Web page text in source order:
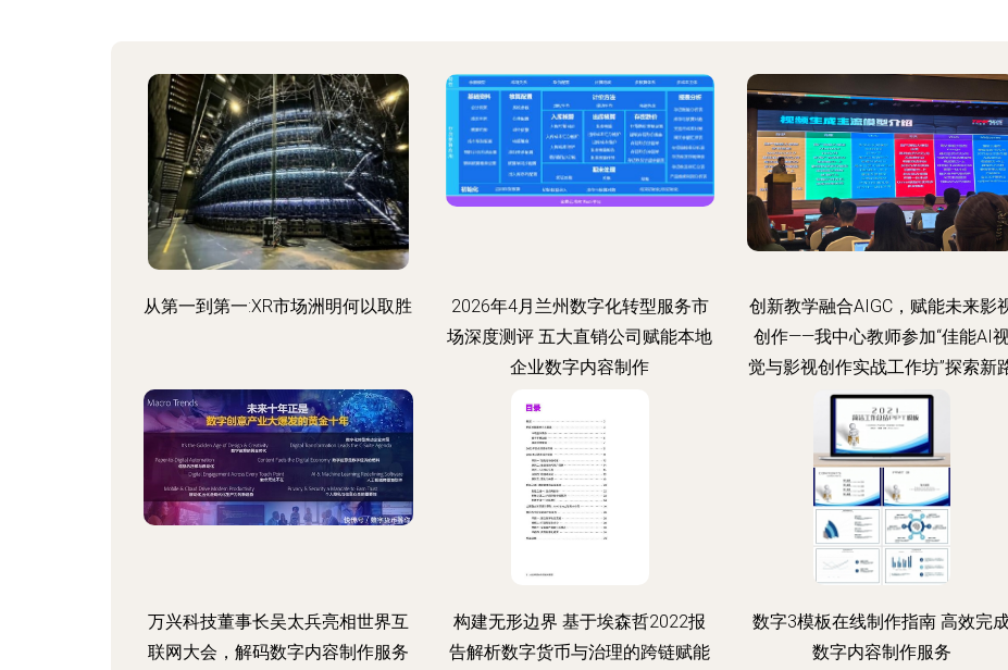
从第一到第一:XR市场洲明何以取胜
2026年4月兰州数字化转型服务市
场深度测评 五大直销公司赋能本地
企业数字内容制作
创新教学融合AIGC，赋能未来影
创作——我中心教师参加“佳能AI
觉与影视创作实战工作坊”探索新
径
万兴科技董事长吴太兵亮相世界互
联网大会，解码数字内容制作服务
构建无形边界 基于埃森哲2022报
告解析数字货币与治理的跨链赋能
数字3模板在线制作指南 高效完
数字内容制作服务